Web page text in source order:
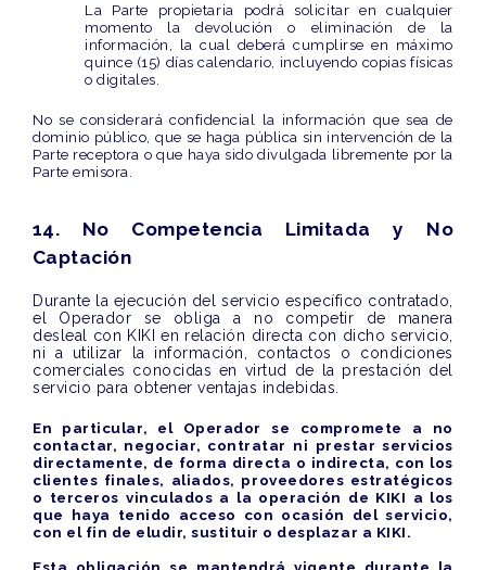
La Parte propietaria podrá solicitar en cualquier
momento la devolución o eliminación de la
información, la cual deberá cumplirse en máximo
quince (15) días calendario, incluyendo copias físicas
o digitales.
No se considerará confidencial la información que sea de
dominio público, que se haga pública sin intervención de la
Parte receptora o que haya sido divulgada libremente por la
Parte emisora.
14. No Competencia Limitada y No
Captación
Durante la ejecución del servicio específico contratado,
el Operador se obliga a no competir de manera
desleal con KIKI en relación directa con dicho servicio,
ni a utilizar la información, contactos o condiciones
comerciales conocidas en virtud de la prestación del
servicio para obtener ventajas indebidas.
En particular, el Operador se compromete a no
contactar, negociar, contratar ni prestar servicios
directamente, de forma directa o indirecta, con los
clientes finales, aliados, proveedores estratégicos
o terceros vinculados a la operación de KIKI a los
que haya tenido acceso con ocasión del servicio,
con el fin de eludir, sustituir o desplazar a KIKI.
Esta obligación se mantendrá vigente durante la